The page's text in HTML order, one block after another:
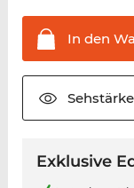
In den
Sehstärke
Exklusive